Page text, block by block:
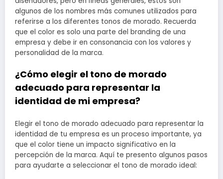
algunos de los nombres más comunes utilizados para
referirse a los diferentes tonos de morado. Recuerda
que el color es solo una parte del branding de una
empresa y debe ir en consonancia con los valores y
personalidad de la marca.
¿Cómo elegir el tono de morado
adecuado para representar la
identidad de mi empresa?
Elegir el tono de morado adecuado para representar la
identidad de tu empresa es un proceso importante, ya
que el color tiene un impacto significativo en la
percepción de la marca. Aquí te presento algunos pasos
para ayudarte a seleccionar el tono de morado ideal: